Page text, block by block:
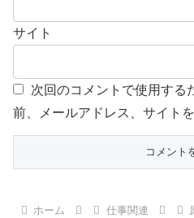
サイト
次回のコメントで使用する
前、メールアドレス、サイトを
ホーム 仕事関連